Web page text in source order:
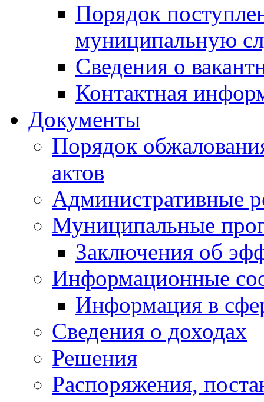
Порядок
муниципальную
Сведения о
Контактная
Документы
Порядок
актов
Административные
Муниципальные
Заключения об
Информационные
Информация в
Сведения о доходах
Решения
Распоряжения,